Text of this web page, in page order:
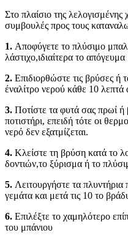
Στο πλαίσιο της
συμβουλές προς τους
1. Αποφύγετε το πλύσιμο
λάστιχο,ιδιαίτερα το απόγευμα
2. Επιδιορθώστε τις βρύσες ή
έναλίτρο νερού κάθε 10
3. Ποτίστε τα φυτά σας πρωί
ποτιστήρι, επειδή τότε οι
νερό δεν εξατμίζεται.
4. Κλείστε τη βρύση κατά το
δοντιών,το ξύρισμα ή το
5. Λειτουργήστε τα πλυντήρια
γεμάτα και μετά τις 10 το
6. Επιλέξτε το χαμηλότερο
του μπάνιου